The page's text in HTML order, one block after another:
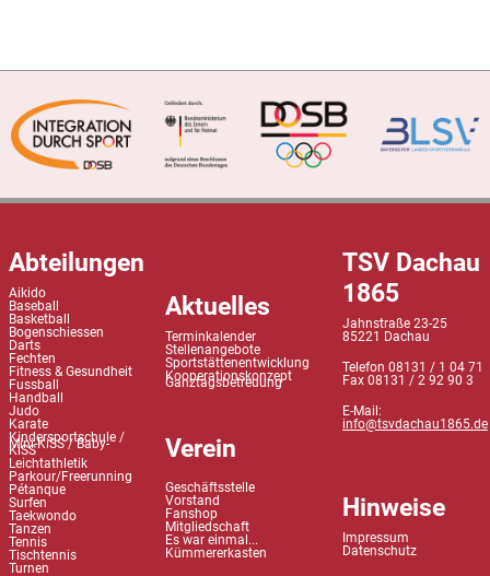
Abteilungen
Aikido
Baseball
Basketball
Bogenschiessen
Darts
Fechten
Fitness & Gesundheit
Fussball
Handball
Judo
Karate
Kindersportschule /
Mini-KiSS / Baby-
KiSS
Leichtathletik
Parkour/Freerunning
Pétanque
Surfen
Taekwondo
Tanzen
Tennis
Tischtennis
Turnen
Aktuelles
Terminkalender
Stellenangebote
Sportstättenentwicklung
Kooperationskonzept
Ganztagsbetreuung
Verein
Geschäftsstelle
Vorstand
Fanshop
Mitgliedschaft
Es war einmal...
Kümmererkasten
TSV Dachau
1865
Jahnstraße 23-25
85221 Dachau
Telefon 08131 / 1 04 71
Fax 08131 / 2 92 90 3
E-Mail:
info@tsvdachau1865.de
Hinweise
Impressum
Datenschutz